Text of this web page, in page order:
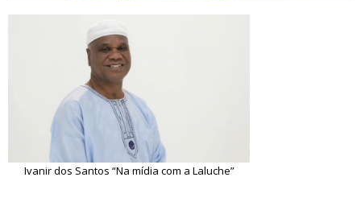
Ivanir dos Santos “Na mídia com a Laluche”